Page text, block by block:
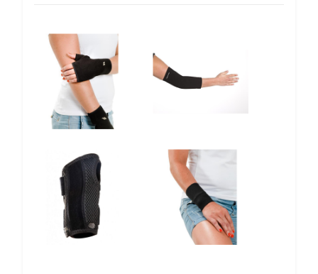
12%
12% 12%